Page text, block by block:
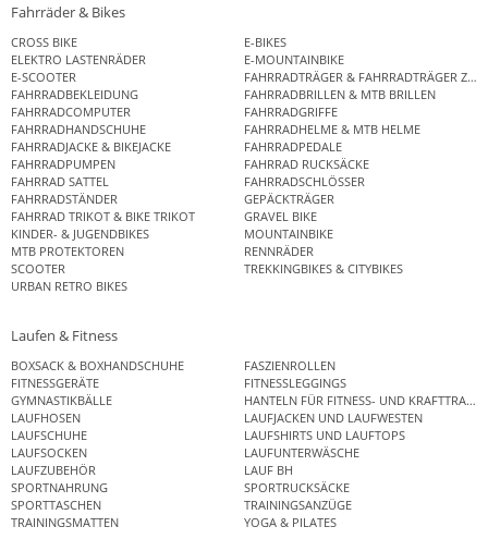
Fahrräder & Bikes
CROSS BIKE
E-BIKES
ELEKTRO LASTENRÄDER
E-MOUNTAINBIKE
E-SCOOTER
FAHRRADTRÄGER & FAHRRADTRÄGER
FAHRRADBEKLEIDUNG
FAHRRADBRILLEN & MTB BRILLEN
FAHRRADCOMPUTER
FAHRRADGRIFFE
FAHRRADHANDSCHUHE
FAHRRADHELME & MTB HELME
FAHRRADJACKE & BIKEJACKE
FAHRRADPEDALE
FAHRRADPUMPEN
FAHRRAD RUCKSÄCKE
FAHRRAD SATTEL
FAHRRADSCHLÖSSER
FAHRRADSTÄNDER
GEPÄCKTRÄGER
FAHRRAD TRIKOT & BIKE TRIKOT
GRAVEL BIKE
KINDER- & JUGENDBIKES
MOUNTAINBIKE
MTB PROTEKTOREN
RENNRÄDER
SCOOTER
TREKKINGBIKES & CITYBIKES
URBAN RETRO BIKES
Laufen & Fitness
BOXSACK & BOXHANDSCHUHE
FASZIENROLLEN
FITNESSGERÄTE
FITNESSLEGGINGS
GYMNASTIKBÄLLE
HANTELN FÜR FITNESS- UND
LAUFHOSEN
LAUFJACKEN UND LAUFWESTEN
LAUFSCHUHE
LAUFSHIRTS UND LAUFTOPS
LAUFSOCKEN
LAUFUNTERWÄSCHE
LAUFZUBEHÖR
LAUF BH
SPORTNAHRUNG
SPORTRUCKSÄCKE
SPORTTASCHEN
TRAININGSANZÜGE
TRAININGSMATTEN
YOGA & PILATES